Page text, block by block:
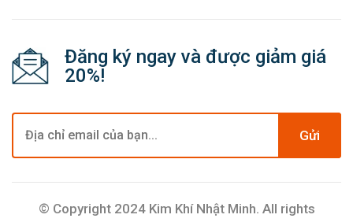
Đăng ký ngay và được giảm giá
20%!
Gửi
© Copyright 2024 Kim Khí Nhật Minh. All rights